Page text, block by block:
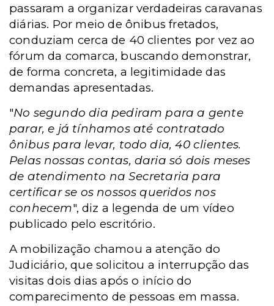
passaram a organizar verdadeiras caravanas
diárias. Por meio de ônibus fretados,
conduziam cerca de 40 clientes por vez ao
fórum da comarca, buscando demonstrar,
de forma concreta, a legitimidade das
demandas apresentadas.
"No segundo dia pediram para a gente
parar, e já tínhamos até contratado
ônibus para levar, todo dia, 40 clientes.
Pelas nossas contas, daria só dois meses
de atendimento na Secretaria para
certificar se os nossos queridos nos
conhecem", diz a legenda de um vídeo
publicado pelo escritório.
A mobilização chamou a atenção do
Judiciário, que solicitou a interrupção das
visitas dois dias após o início do
comparecimento de pessoas em massa.